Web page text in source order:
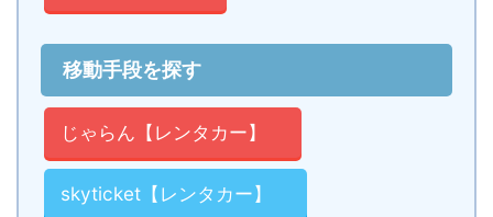
移動手段を探す
じゃらん【レンタカー】
skyticket【レンタカー】